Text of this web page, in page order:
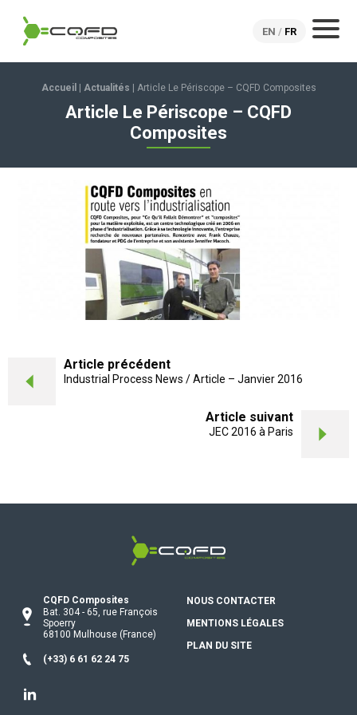
CQFD Composites Thermoplastic pultrusion Menu
EN FR
Accueil Actualités Article Le Périscope – CQFD Composites
Article Le Périscope – CQFD
Composites
Article précédent
Industrial Process News / Article – Janvier 2016
Article suivant
JEC 2016 à Paris
CQFD Composites
Bat. 304- 65, rue François
Spoerry
68100 Mulhouse (France)
(+33) 6 61 62 24 75
NOUS CONTACTER
MENTIONS LÉGALES
PLAN DU SITE